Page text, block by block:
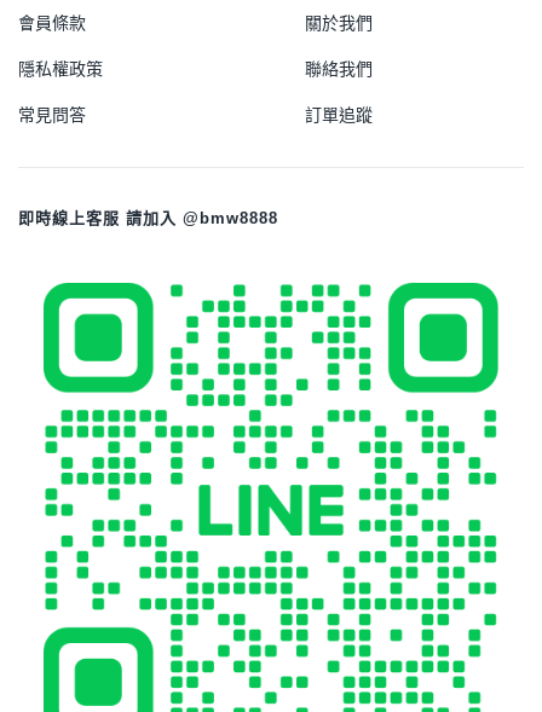
會員條款
隱私權政策
常見問答
關於我們
聯絡我們
訂單追蹤
即時線上客服 請加入 @bmw8888